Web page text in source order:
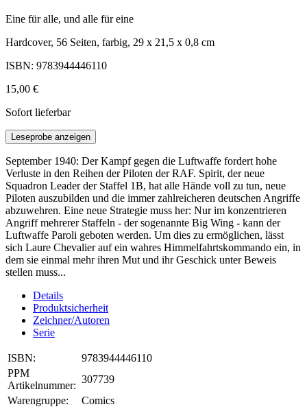
Eine für alle, und alle für eine
Hardcover, 56 Seiten, farbig, 29 x 21,5 x 0,8 cm
ISBN: 9783944446110
15,00 €
Sofort lieferbar
Leseprobe anzeigen
September 1940: Der Kampf gegen die Luftwaffe fordert hohe
Verluste in den Reihen der Piloten der RAF. Spirit, der neue
Squadron Leader der Staffel 1B, hat alle Hände voll zu tun, neue
Piloten auszubilden und die immer zahlreicheren deutschen Angriffe
abzuwehren. Eine neue Strategie muss her: Nur im konzentrieren
Angriff mehrerer Staffeln - der sogenannte Big Wing - kann der
Luftwaffe Paroli geboten werden. Um dies zu ermöglichen, lässt
sich Laure Chevalier auf ein wahres Himmelfahrtskommando ein, in
dem sie einmal mehr ihren Mut und ihr Geschick unter Beweis
stellen muss...
Details
Produktsicherheit
Zeichner/Autoren
Serie
ISBN:
9783944446110
PPM
Artikelnummer:
307739
Warengruppe:
Comics